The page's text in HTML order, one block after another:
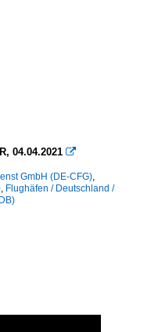
04.04.2021 
GmbH (DE-CFG)
Flughäfen / Deutschland /